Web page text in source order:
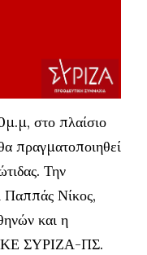
στο πλαίσιο
πραγματοποιηθεί
Την
Παππάς Νίκος,
και η
ΚΕ ΣΥΡΙΖΑ-ΠΣ.